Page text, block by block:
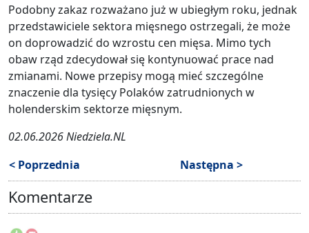
Podobny zakaz rozważano już w ubiegłym roku, jednak
przedstawiciele sektora mięsnego ostrzegali, że może
on doprowadzić do wzrostu cen mięsa. Mimo tych
obaw rząd zdecydował się kontynuować prace nad
zmianami. Nowe przepisy mogą mieć szczególne
znaczenie dla tysięcy Polaków zatrudnionych w
holenderskim sektorze mięsnym.
02.06.2026 Niedziela.NL
< Poprzednia
Następna >
Komentarze